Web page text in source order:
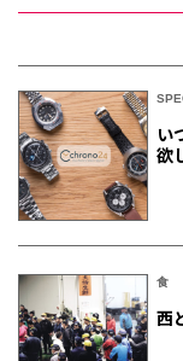
い
欲
食
西